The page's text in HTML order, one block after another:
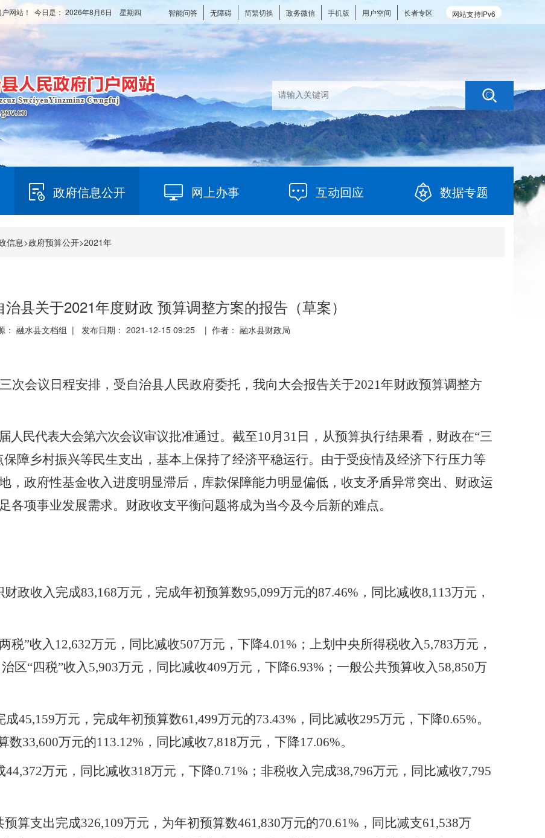
网站支持IPv6
智能问答 无障碍 简繁切换 政务微信 手机版 用户空间 长者专区
网站！ 今日是： 2026年8月6日 星期四
政府信息公开 网上办事 互动回应 数据专题
信息>政府预算公开>2021年
县关于2021年度财政 预算调整方案的报告（草案）
： 融水县文档组 | 发布日期： 2021-12-15 09:25 | 作者： 融水县财政局
次会议日程安排，受自治县人民政府委托，我向大会报告关于2021年财政预算调整方
人民代表大会第六次会议审议批准通过。截至10月31日，从预算执行结果看，财政在“三
障乡村振兴等民生支出，基本上保持了经济平稳运行。 由于受疫情及经济下行压力等
，政府性基金收入进度明显滞后，库款保障能力明显偏低 ，收支矛盾异常突出、财政运
各项事业发展需求。财政收支平衡问题将成为当今及今后新的难点。
财政收入完成83,168万元，完成年初预算数95,099万元的87.46%，同比减收8,113万元，
税”收入12,632万元，同比减收507万元，下降4.01%；上划中央所得税收入5,783万元，
区“四税”收入5,903万元，同比减收409万元，下降6.93%；一般公共预算收入58,850万
45,159万元，完成年初预算数61,499万元的73.43%，同比减收295万元，下降0.65%。
33,600万元的113.12%，同比减收7,818万元，下降17.06%。
万元，同比减收318万元，下降0.71%；非税收入完成38,796万元，同比减收7,795
预算支出完成326,109万元，为年初预算数461,830万元的70.61%，同比减支61,538万